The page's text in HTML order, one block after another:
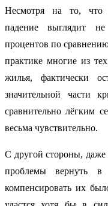
Несмотря на то, что
падение выглядит
процентов по
практике многие из
жилья, фактически
значительной части
сравнительно лёгким
весьма чувствительно.
С другой стороны, даже
проблемы вернуть
компенсировать их